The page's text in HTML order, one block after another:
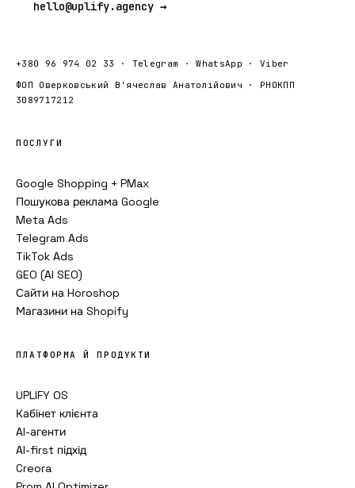
hello@uplify.agency →
+380 96 974 02 33 · Telegram ·WhatsApp · Viber
ФОП Оверковський В'ячеслав Анатолійович · РНОКПП
3089717212
ПОСЛУГИ
Google Shopping + PMax
Пошукова реклама Google
Meta Ads
Telegram Ads
TikTok Ads
GEO (AI SEO)
Сайти на Horoshop
Магазини на Shopify
ПЛАТФОРМА Й ПРОДУКТИ
UPLIFY OS
Кабінет клієнта
AI-агенти
AI-first підхід
Creora